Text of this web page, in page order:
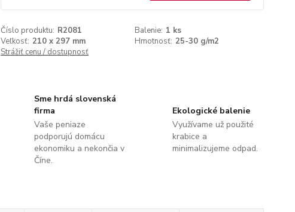
Číslo produktu: R2081 Balenie: 1 ks
Veľkosť: 210 x 297 mm Hmotnosť: 25-30 g/m2
Strážiť cenu / dostupnosť
Sme hrdá slovenská
firma
Vaše peniaze
podporujú domácu
ekonomiku a nekončia v
Číne.
Ekologické balenie
Využívame už použité
krabice a
minimalizujeme odpad.